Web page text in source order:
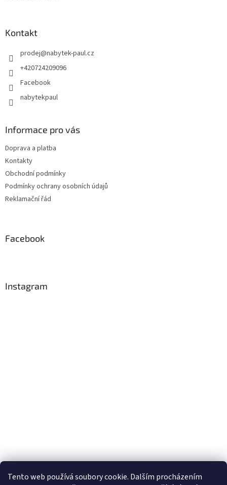
Tento web používá soubory cookie. Dalším procházením
Kontakt
prodej@nabytek-paul.cz
+420724209096
Facebook
nabytekpaul
Informace pro vás
Doprava a platba
Kontakty
Obchodní podmínky
Podmínky ochrany osobních údajů
Reklamační řád
Facebook
Instagram